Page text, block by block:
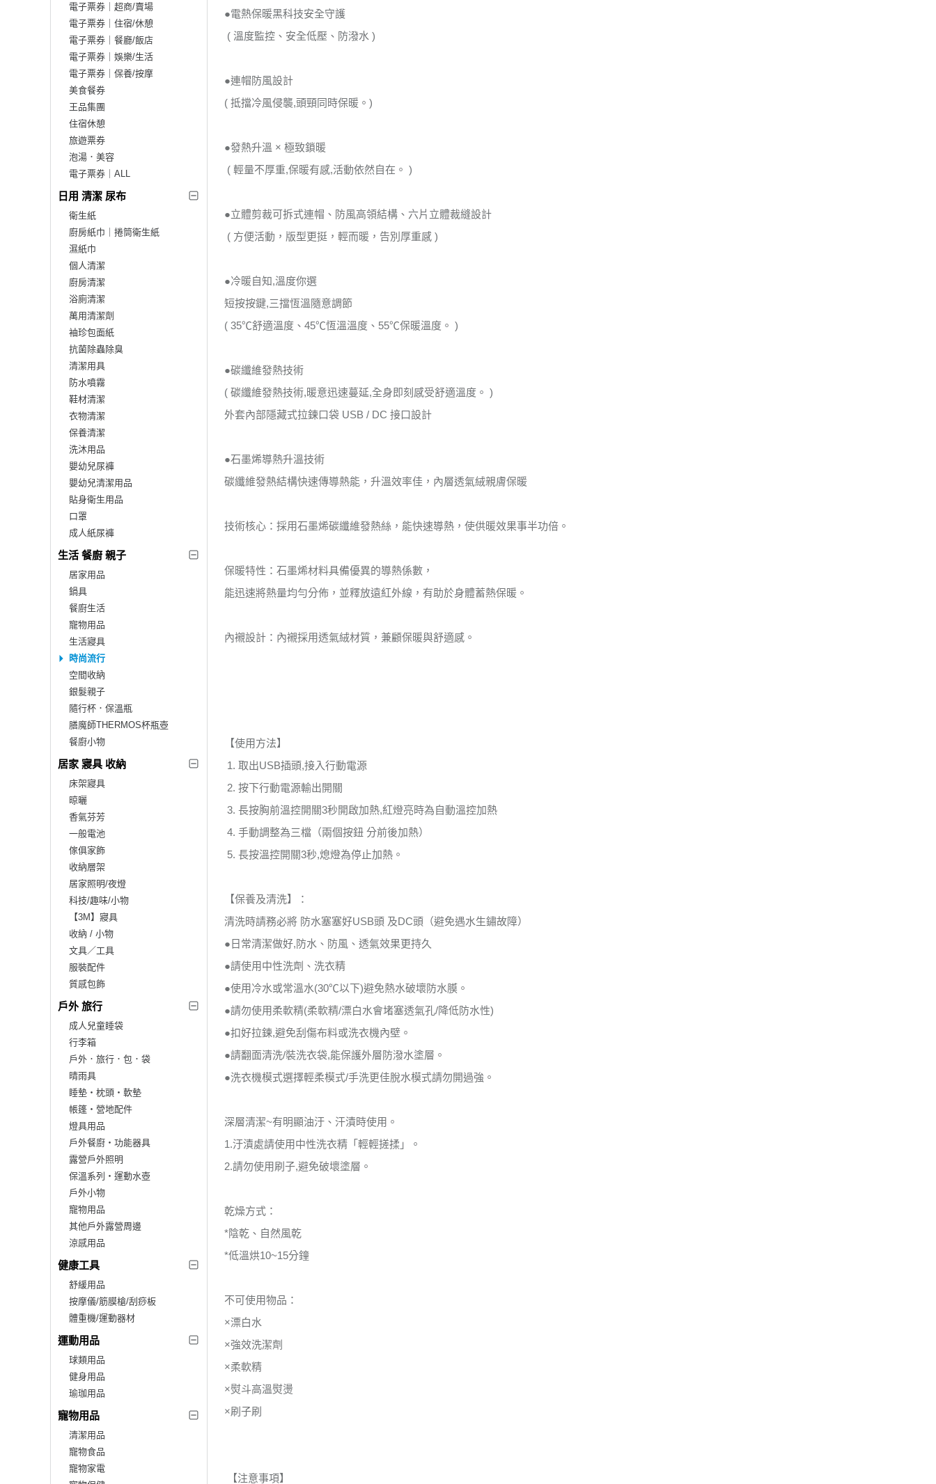
電子票券｜超商/賣場
電子票券｜住宿/休憩
電子票券｜餐廳/飯店
電子票券｜娛樂/生活
電子票券｜保養/按摩
美食餐券
王品集團
住宿休憩
旅遊票券
泡湯．美容
電子票券｜ALL
日用 清潔 尿布
衛生紙
廚房紙巾｜捲筒衛生紙
濕紙巾
個人清潔
廚房清潔
浴廁清潔
萬用清潔劑
袖珍包面紙
抗菌除蟲除臭
清潔用具
防水噴霧
鞋材清潔
衣物清潔
保養清潔
洗沐用品
嬰幼兒尿褲
嬰幼兒清潔用品
貼身衛生用品
口罩
成人紙尿褲
生活 餐廚 親子
居家用品
鍋具
餐廚生活
寵物用品
生活寢具
時尚流行
空間收納
銀髮親子
隨行杯．保溫瓶
膳魔師THERMOS杯瓶壺
餐廚小物
居家 寢具 收納
床架寢具
晾曬
香氣芬芳
一般電池
傢俱家飾
收納層架
居家照明/夜燈
科技/趣味/小物
【3M】寢具
收納 / 小物
文具／工具
服裝配件
質感包飾
戶外 旅行
成人兒童睡袋
行李箱
戶外．旅行．包．袋
晴雨具
睡墊‧枕頭‧軟墊
帳篷‧營地配件
燈具用品
戶外餐廚‧功能器具
露營戶外照明
保溫系列‧運動水壺
戶外小物
寵物用品
其他戶外露營周邊
涼感用品
健康工具
舒緩用品
按摩儀/筋膜槍/刮痧板
體重機/運動器材
運動用品
球類用品
健身用品
瑜珈用品
寵物用品
清潔用品
寵物食品
寵物家電
●電熱保暖黑科技安全守護
( 溫度監控、安全低壓、防潑水 )
●連帽防風設計
( 抵擋冷風侵襲,頭頸同時保暖。)
●發熱升溫 × 極致鎖暖
( 輕量不厚重,保暖有感,活動依然自在。 )
●立體剪裁可拆式連帽、防風高領結構、六片立體裁縫設計
( 方便活動，版型更挺，輕而暖，告別厚重感 )
●冷暖自知,溫度你選
短按按鍵,三擋恆溫隨意調節
( 35℃舒適溫度、45℃恆溫溫度、55℃保暖溫度。 )
●碳纖維發熱技術
( 碳纖維發熱技術,暖意迅速蔓延,全身即刻感受舒適溫度。 )
外套內部隱藏式拉鍊口袋 USB / DC 接口設計
●石墨烯導熱升溫技術
碳纖維發熱結構快速傳導熱能，升溫效率佳，內層透氣絨親膚保暖
技術核心：採用石墨烯碳纖維發熱絲，能快速導熱，使供暖效果事半功倍。
保暖特性：石墨烯材料具備優異的導熱係數，
能迅速將熱量均勻分佈，並釋放遠紅外線，有助於身體蓄熱保暖。
內襯設計：內襯採用透氣絨材質，兼顧保暖與舒適感。
【使用方法】
1. 取出USB插頭,接入行動電源
2. 按下行動電源輸出開關
3. 長按胸前溫控開關3秒開啟加熱,紅燈亮時為自動溫控加熱
4. 手動調整為三檔（兩個按鈕 分前後加熱）
5. 長按溫控開關3秒,熄燈為停止加熱。
【保養及清洗】：
清洗時請務必將 防水塞塞好USB頭 及DC頭（避免遇水生鏽故障）
●日常清潔做好,防水、防風、透氣效果更持久
●請使用中性洗劑、洗衣精
●使用冷水或常溫水(30℃以下)避免熱水破壞防水膜。
●請勿使用柔軟精(柔軟精/漂白水會堵塞透氣孔/降低防水性)
●扣好拉鍊,避免刮傷布料或洗衣機內壁。
●請翻面清洗/裝洗衣袋,能保護外層防潑水塗層。
●洗衣機模式選擇輕柔模式/手洗更佳脫水模式請勿開過強。
深層清潔~有明顯油汙、汗漬時使用。
1.汙漬處請使用中性洗衣精「輕輕搓揉」。
2.請勿使用刷子,避免破壞塗層。
乾燥方式：
*陰乾、自然風乾
*低溫烘10~15分鐘
不可使用物品：
×漂白水
×強效洗潔劑
×柔軟精
×熨斗高溫熨燙
×刷子刷
【注意事項】